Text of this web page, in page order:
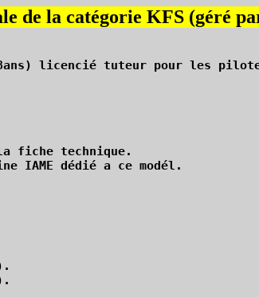
de la catégorie KFS (géré
fiche technique.
IAME dédié a ce modél.